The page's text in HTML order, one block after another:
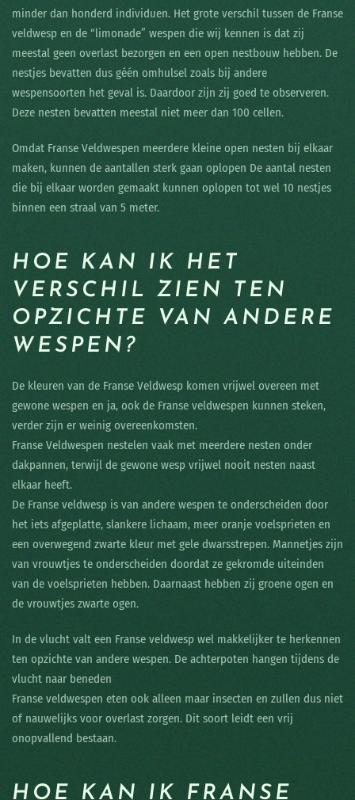
minder dan honderd individuen. Het grote verschil tussen de Franse
veldwesp en de “limonade” wespen die wij kennen is dat zij
meestal geen overlast bezorgen en een open nestbouw hebben. De
nestjes bevatten dus géén omhulsel zoals bij andere
wespensoorten het geval is. Daardoor zijn zij goed te observeren.
Deze nesten bevatten meestal niet meer dan 100 cellen.
Omdat Franse Veldwespen meerdere kleine open nesten bij elkaar
maken, kunnen de aantallen sterk gaan oplopen De aantal nesten
die bij elkaar worden gemaakt kunnen oplopen tot wel 10 nestjes
binnen een straal van 5 meter.
HOE KAN IK HET
VERSCHIL ZIEN TEN
OPZICHTE VAN ANDERE
WESPEN?
De kleuren van de Franse Veldwesp komen vrijwel overeen met
gewone wespen en ja, ook de Franse veldwespen kunnen steken,
verder zijn er weinig overeenkomsten.
Franse Veldwespen nestelen vaak met meerdere nesten onder
dakpannen, terwijl de gewone wesp vrijwel nooit nesten naast
elkaar heeft.
De Franse veldwesp is van andere wespen te onderscheiden door
het iets afgeplatte, slankere lichaam, meer oranje voelsprieten en
een overwegend zwarte kleur met gele dwarsstrepen. Mannetjes zijn
van vrouwtjes te onderscheiden doordat ze gekromde uiteinden
van de voelsprieten hebben. Daarnaast hebben zij groene ogen en
de vrouwtjes zwarte ogen.
In de vlucht valt een Franse veldwesp wel makkelijker te herkennen
ten opzichte van andere wespen. De achterpoten hangen tijdens de
vlucht naar beneden
Franse veldwespen eten ook alleen maar insecten en zullen dus niet
of nauwelijks voor overlast zorgen. Dit soort leidt een vrij
onopvallend bestaan.
HOE KAN IK FRANSE